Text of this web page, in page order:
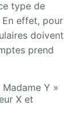
type de
effet, pour
doivent
prend
Y »
X et